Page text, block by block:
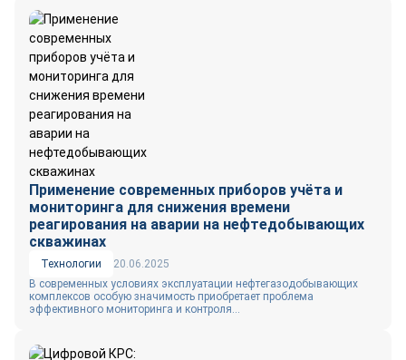
Применение современных приборов учёта и
мониторинга для снижения времени
реагирования на аварии на нефтедобывающих
скважинах
Технологии
20.06.2025
В современных условиях эксплуатации нефтегазодобывающих
комплексов особую значимость приобретает проблема
эффективного мониторинга и контроля...